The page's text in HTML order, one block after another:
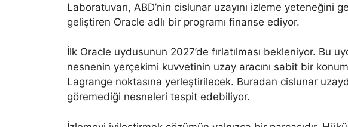
Laboratuvarı, ABD’nin cislunar uzayını izleme yeteneğini
geliştiren Oracle adlı bir programı finanse ediyor.
İlk Oracle uydusunun 2027’de fırlatılması bekleniyor. Bu
nesnenin yerçekimi kuvvetinin uzay aracını sabit bir
Lagrange noktasına yerleştirilecek. Buradan cislunar
göremediği nesneleri tespit edebiliyor.